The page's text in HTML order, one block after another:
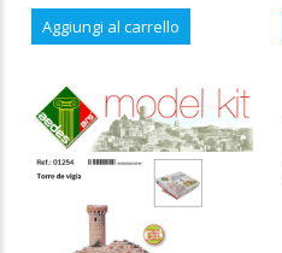
prezzo
originale
€46,00.
prezzo
attuale
€39,10.
Aggiungi al carrello